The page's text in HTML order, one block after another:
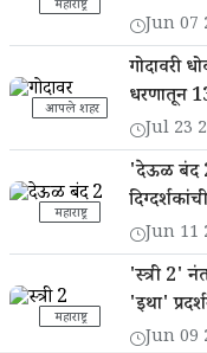
महाराष्ट्र
Jun 07
आपले शहर
गोदावरी
धरणातून
Jul 23
महाराष्ट्र
'देऊळ बंद
Jun 11
महाराष्ट्र
'स्त्री 2'
'इथा'
Jun 09